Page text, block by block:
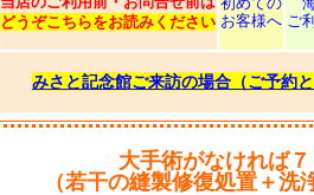
どうぞこちらをお読みください お客様へ ご
みさと記念館ご来訪の場合（ご予約
大手術がなければ
（若干の縫製修復処置＋